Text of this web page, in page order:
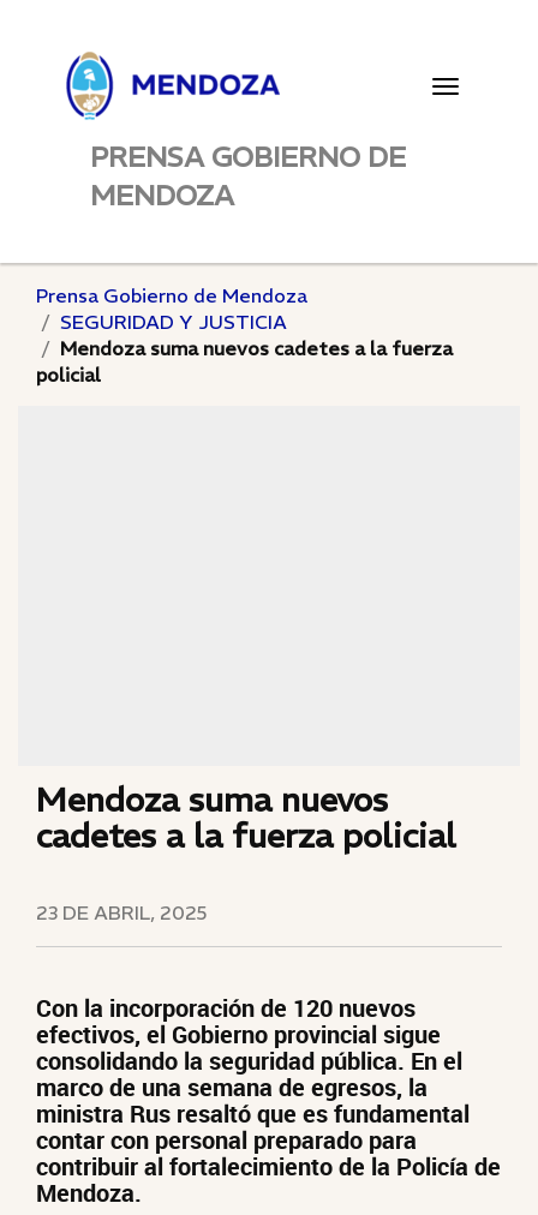
Toggle
PRENSA GOBIERNO DE
MENDOZA
Prensa Gobierno de Mendoza
SEGURIDAD Y JUSTICIA
Mendoza suma nuevos cadetes a la fuerza
policial
Mendoza suma nuevos
cadetes a la fuerza policial
23 DE ABRIL, 2025
Con la incorporación de 120 nuevos
efectivos, el Gobierno provincial sigue
consolidando la seguridad pública. En el
marco de una semana de egresos, la
ministra Rus resaltó que es fundamental
contar con personal preparado para
contribuir al fortalecimiento de la Policía de
Mendoza.